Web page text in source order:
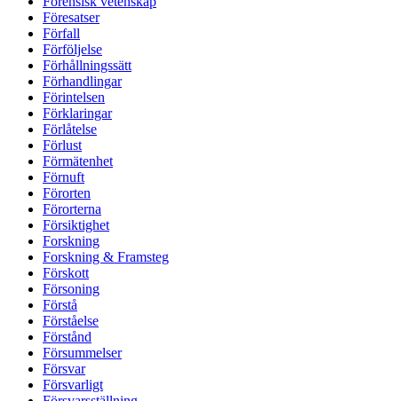
Föresatser
Förfall
Förföljelse
Förhållningssätt
Förhandlingar
Förintelsen
Förklaringar
Förlåtelse
Förlust
Förmätenhet
Förnuft
Förorten
Förorterna
Försiktighet
Forskning
Forskning & Framsteg
Förskott
Försoning
Förstå
Förståelse
Förstånd
Försummelser
Försvar
Försvarligt